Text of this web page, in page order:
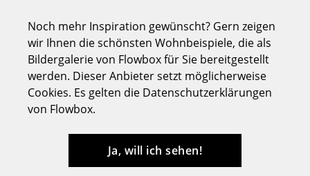
Freischwinger
Barhocker
Hocker
Noch mehr Inspiration gewünscht? Gern zeigen
wir Ihnen die schönsten Wohnbeispiele, die als
Bildergalerie von Flowbox für Sie bereitgestellt
werden. Dieser Anbieter setzt möglicherweise
Cookies. Es gelten die Datenschutzerklärungen
von Flowbox.
Ja, will ich sehen!